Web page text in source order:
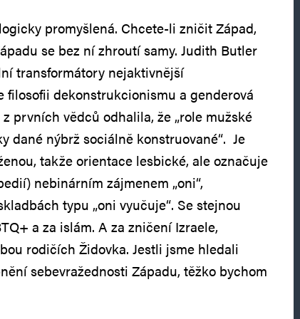
promyšlená. Chcete-li zničit Západ,
se bez ní zhroutí samy. Judith Butler
transformátory nejaktivnější
filosofii dekonstrukcionismu a genderová
prvních vědců odhalila, že „role mužské
dané nýbrž sociálně konstruované“. Je
takže orientace lesbické, ale označuje
nebinárním zájmenem „oni“,
typu „oni vyučuje“. Se stejnou
a za islám. A za zničení Izraele,
rodičích Židovka. Jestli jsme hledali
sebevražednosti Západu, těžko bychom